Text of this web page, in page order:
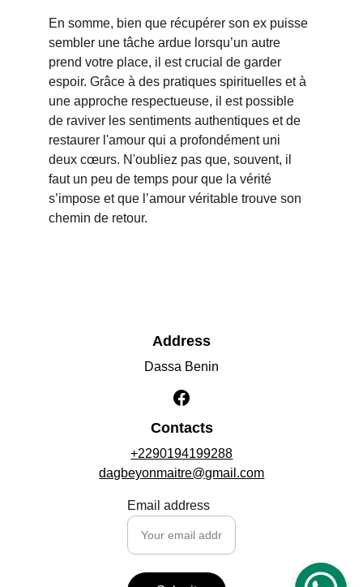
En somme, bien que récupérer son ex puisse
sembler une tâche ardue lorsqu’un autre
prend votre place, il est crucial de garder
espoir. Grâce à des pratiques spirituelles et à
une approche respectueuse, il est possible
de raviver les sentiments authentiques et de
restaurer l'amour qui a profondément uni
deux cœurs. N'oubliez pas que, souvent, il
faut un peu de temps pour que la vérité
s’impose et que l’amour véritable trouve son
chemin de retour.
Address
Dassa Benin
Contacts
+2290194199288
dagbeyonmaitre@gmail.com
Email address